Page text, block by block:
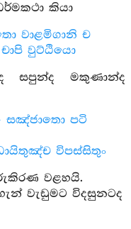
කියා
වාළමිගානි ච
වුට්ඨියො
සපුන්ද මකුණාන්ද
සඤ්ජාතො පටි
විපස්සිතුං
වළහයි.
වැඩුමට විදසුනටද